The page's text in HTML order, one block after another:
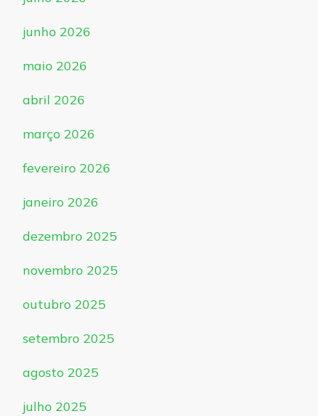
junho 2026
maio 2026
abril 2026
março 2026
fevereiro 2026
janeiro 2026
dezembro 2025
novembro 2025
outubro 2025
setembro 2025
agosto 2025
julho 2025